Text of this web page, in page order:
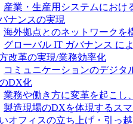
産業・生産用システムにおけ
ナンスの実現
海外拠点とのネットワークを
グローバル IT ガバナンス に
改革の実現/業務効率化
コミュニケーションのデジタ
DX化
業務や働き方に変革を起こし
製造現場のDXを体現するス
オフィスの立ち上げ・引っ越